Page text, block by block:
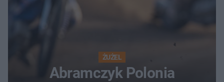
ŻUŻEL
Abramczyk Polonia